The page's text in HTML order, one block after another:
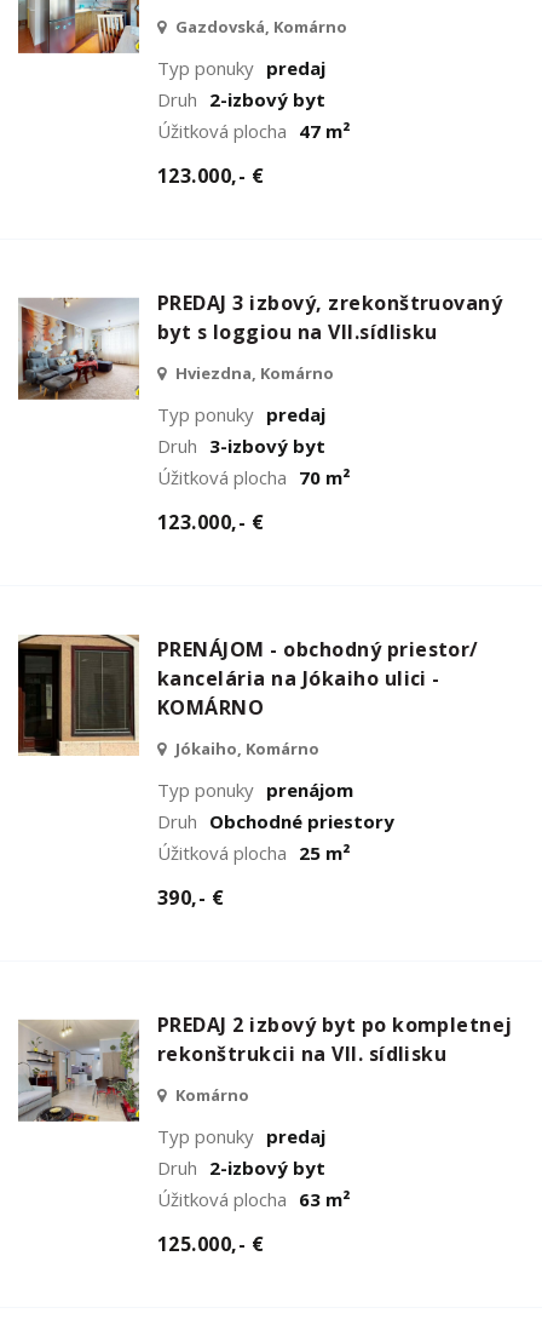
Gazdovská, Komárno
Typ ponuky predaj
Druh 2-izbový byt
Úžitková plocha 47 m²
123.000,- €
PREDAJ 3 izbový, zrekonštruovaný
byt s loggiou na VII.sídlisku
Hviezdna, Komárno
Typ ponuky predaj
Druh 3-izbový byt
Úžitková plocha 70 m²
123.000,- €
PRENÁJOM - obchodný priestor/
kancelária na Jókaiho ulici -
KOMÁRNO
Jókaiho, Komárno
Typ ponuky prenájom
Druh Obchodné priestory
Úžitková plocha 25 m²
390,- €
PREDAJ 2 izbový byt po kompletnej
rekonštrukcii na VII. sídlisku
Komárno
Typ ponuky predaj
Druh 2-izbový byt
Úžitková plocha 63 m²
125.000,- €